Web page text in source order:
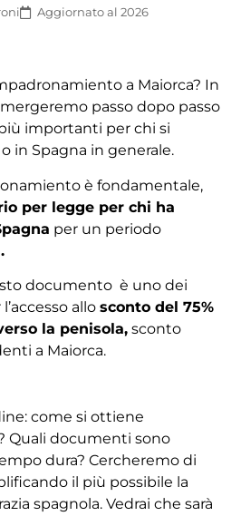
Aggiornato al 2026
a Maiorca? In
passo dopo passo
importanti per chi si
in Spagna in generale.
è fondamentale,
per legge per chi ha
per un periodo
documento è uno dei
allo sconto del 75%
la penisola, sconto
a Maiorca.
come si ottiene
Quali documenti sono
dura? Cercheremo di
il più possibile la
spagnola. Vedrai che sarà